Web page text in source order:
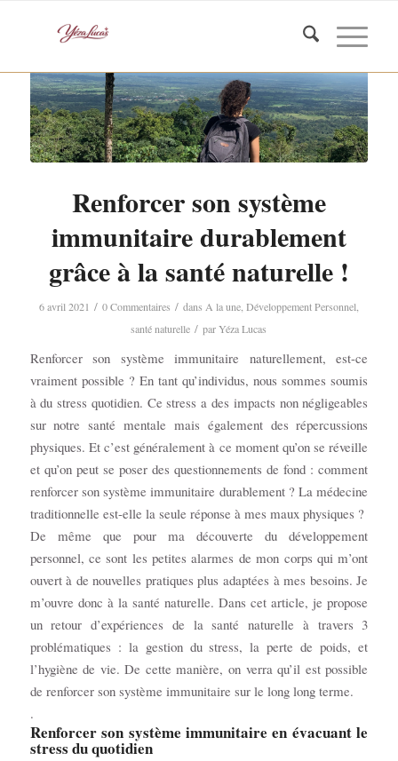
Renforcer son système
immunitaire durablement
grâce à la santé naturelle !
6 avril 2021 / 0 Commentaires / dans A la une, Développement Personnel
santé naturelle / parYéza Lucas
Renforcer son système immunitaire naturellement, est-ce
vraiment possible ? En tant qu’individus, nous sommes soumis
à du stress quotidien. Ce stress a des impacts non négligeables
sur notre santé mentale mais également des répercussions
physiques. Et c’est généralement à ce moment qu’on se réveille
et qu’on peut se poser des questionnements de fond : comment
renforcer son système immunitaire durablement ? La médecine
traditionnelle est-elle la seule réponse à mes maux physiques ?
De même que pour ma découverte du développement
personnel, ce sont les petites alarmes de mon corps qui m’ont
ouvert à de nouvelles pratiques plus adaptées à mes besoins. Je
m’ouvre donc à la santé naturelle. Dans cet article, je propose
un retour d’expériences de la santé naturelle à travers 3
problématiques : la gestion du stress, la perte de poids, et
l’hygiène de vie. De cette manière, on verra qu’il est possible
de renforcer son système immunitaire sur le long long terme.
.
Renforcer son système immunitaire en évacuant le
stress du quotidien